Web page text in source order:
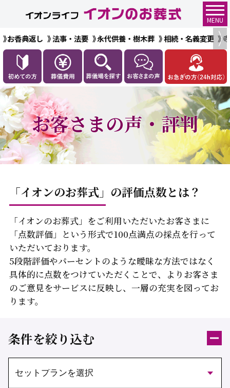
MENU
お香典返し 法事・法要 永代供養・樹木葬 相続・名義変更
お客さまの声・評判
「イオンのお葬式」の評価点数とは？
「イオンのお葬式」をご利用いただいたお客さまに
「点数評価」という形式で100点満点の採点を行って
いただいております。
5段階評価やパーセントのような曖昧な方法ではなく
具体的に点数をつけていただくことで、よりお客さま
のご意見をサービスに反映し、 一層の充実を図ってお
ります。
条件を絞り込む